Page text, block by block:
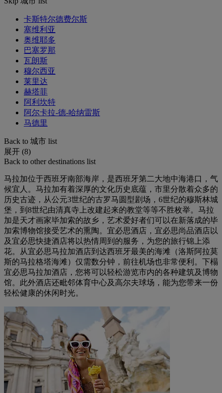
卡斯特尔德费尔斯
塞维利亚
奥维耶多
巴塞罗那
瓦朗斯
穆尔西亚
莱里达
赫塔菲
阿利坎特
阿尔卡拉-德-哈纳雷斯
马德里
Back to 城市 list
展开 (8)
Back to other destinations list
马拉加位于西班牙南部海岸，是西班牙第二大地中海港口，气
候宜人。马拉加有着深厚的文化历史底蕴，市里分散着众多的
历史古迹，从公元3世纪的古罗马圆型剧场，6世纪的穆斯林城
堡，到8世纪由清真寺上改建起来的教堂等等不胜枚举。马拉
加是天才画家毕加索的故乡，艺术爱好者们可以在新落成的毕
加索博物馆接受艺术的熏陶。宜必思酒店，宜必思尚品酒店以
及宜必思快捷酒店将以热情周到的服务，为您的旅行锦上添
花。从宜必思马拉加酒店到达西班牙最美的海滩（洛斯阿拉莫
斯的马拉格塔海滩）仅需数分钟，前往机场也非常便利。下榻
宜必思马拉加酒店，您将可以轻松游览市内的各种建筑及博物
馆。此外酒店还毗邻体育中心及高尔夫球场，能为您带来一份
轻松健康的休闲时光。